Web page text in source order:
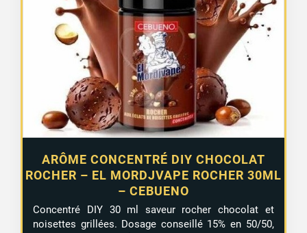
ARÔME CONCENTRÉ DIY CHOCOLAT
ROCHER – EL MORDJVAPE ROCHER 30ML
– CEBUENO
Concentré DIY 30 ml saveur rocher chocolat et
noisettes grillées. Dosage conseillé 15% en 50/50,